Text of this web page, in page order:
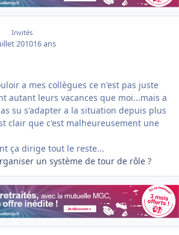
Invités
201016 ans
a mes collègues ce n'est pas juste
autant leurs vacances que moi...mais a
su s'adapter a la situation depuis plus
clair que c'est malheureusement une
ça dirige tout le reste...
un système de tour de rôle ?